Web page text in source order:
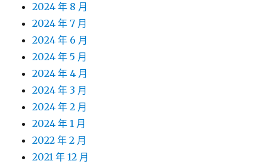
2024 年 8 月
2024 年 7 月
2024 年 6 月
2024 年 5 月
2024 年 4 月
2024 年 3 月
2024 年 2 月
2024 年 1 月
2022 年 2 月
2021 年 12 月